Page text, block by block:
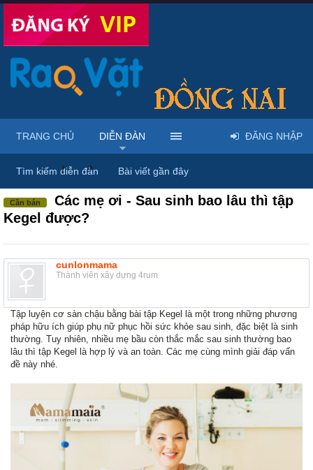
Diễn đàn ... Rao vặt tổng hợp - Uy tín - Miễn phí
Cần bán
Các mẹ ơi - Sau sinh bao lâu thì tập
Kegel được?
cunlonmama
Thành viên xây dựng 4rum
Tập luyện cơ sàn chậu bằng bài tập Kegel là một trong những phương
pháp hữu ích giúp phụ nữ phục hồi sức khỏe sau sinh, đặc biệt là sinh
thường. Tuy nhiên, nhiều mẹ bầu còn thắc mắc sau sinh thường bao
lâu thì tập Kegel là hợp lý và an toàn. Các mẹ cùng mình giải đáp vấn
đề này nhé.
TRANG CHỦ DIỄN ĐÀN
Tìm kiếm diễn đàn Bài viết gần đây
ĐĂNG NHẬP